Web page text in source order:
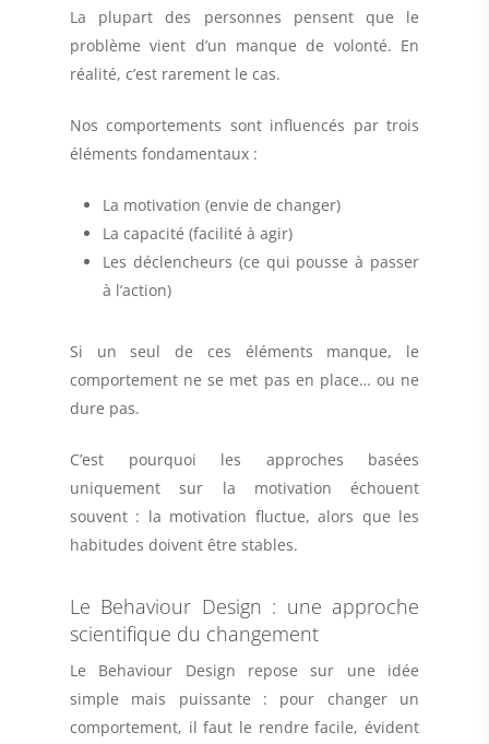
La plupart des personnes pensent que le
problème vient d’un manque de volonté. En
réalité, c’est rarement le cas.
Nos comportements sont influencés par trois
éléments fondamentaux :
La motivation (envie de changer)
La capacité (facilité à agir)
Les déclencheurs (ce qui pousse à passer
à l’action)
Si un seul de ces éléments manque, le
comportement ne se met pas en place… ou ne
dure pas.
C’est pourquoi les approches basées
uniquement sur la motivation échouent
souvent : la motivation fluctue, alors que les
habitudes doivent être stables.
Le Behaviour Design : une approche
scientifique du changement
Le Behaviour Design repose sur une idée
simple mais puissante : pour changer un
comportement, il faut le rendre facile, évident